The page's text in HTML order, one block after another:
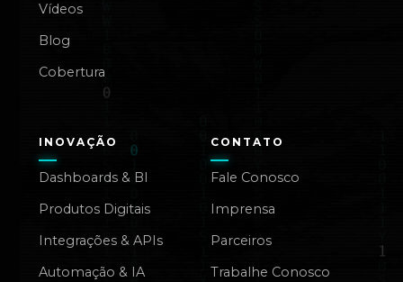
Vídeos
Blog
Cobertura
INOVAÇÃO
Dashboards & BI
Produtos Digitais
Integrações & APIs
Automação & IA
CONTATO
Fale Conosco
Imprensa
Parceiros
Trabalhe Conosco